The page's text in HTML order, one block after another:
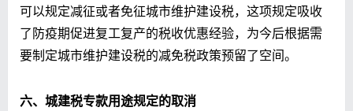
可以规定减征或者免征城市维护建设税，这项规定吸收
了防疫期促进复工复产的税收优惠经验，为今后根据需
要制定城市维护建设税的减免税政策预留了空间。
六、城建税专款用途规定的取消